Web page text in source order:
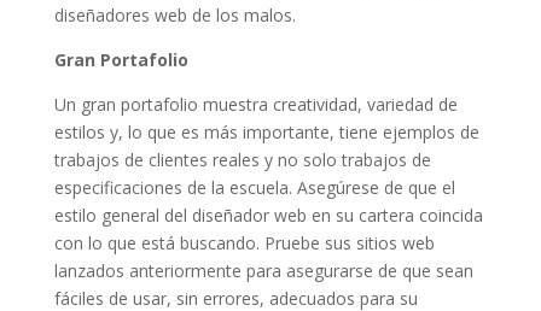
diseñadores web de los malos.
Gran Portafolio
Un gran portafolio muestra creatividad, variedad de
estilos y, lo que es más importante, tiene ejemplos de
trabajos de clientes reales y no solo trabajos de
especificaciones de la escuela. Asegúrese de que el
estilo general del diseñador web en su cartera coincida
con lo que está buscando. Pruebe sus sitios web
lanzados anteriormente para asegurarse de que sean
fáciles de usar, sin errores, adecuados para su